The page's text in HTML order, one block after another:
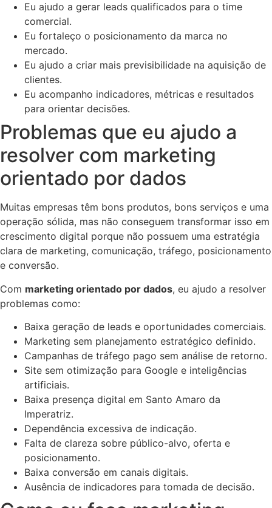
Eu ajudo a gerar leads qualificados para o time
comercial.
Eu fortaleço o posicionamento da marca no
mercado.
Eu ajudo a criar mais previsibilidade na aquisição de
clientes.
Eu acompanho indicadores, métricas e resultados
para orientar decisões.
Problemas que eu ajudo a
resolver com marketing
orientado por dados
Muitas empresas têm bons produtos, bons serviços e uma
operação sólida, mas não conseguem transformar isso em
crescimento digital porque não possuem uma estratégia
clara de marketing, comunicação, tráfego, posicionamento
e conversão.
Com marketing orientado por dados, eu ajudo a resolver
problemas como:
Baixa geração de leads e oportunidades comerciais.
Marketing sem planejamento estratégico definido.
Campanhas de tráfego pago sem análise de retorno.
Site sem otimização para Google e inteligências
artificiais.
Baixa presença digital em Santo Amaro da
Imperatriz.
Dependência excessiva de indicação.
Falta de clareza sobre público-alvo, oferta e
posicionamento.
Baixa conversão em canais digitais.
Ausência de indicadores para tomada de decisão.